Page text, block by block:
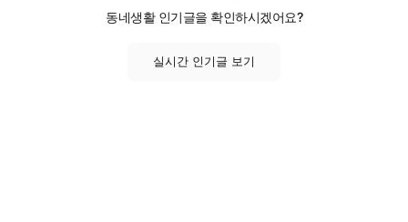
동네생활 인기글을 확인하시겠어요?
실시간 인기글 보기